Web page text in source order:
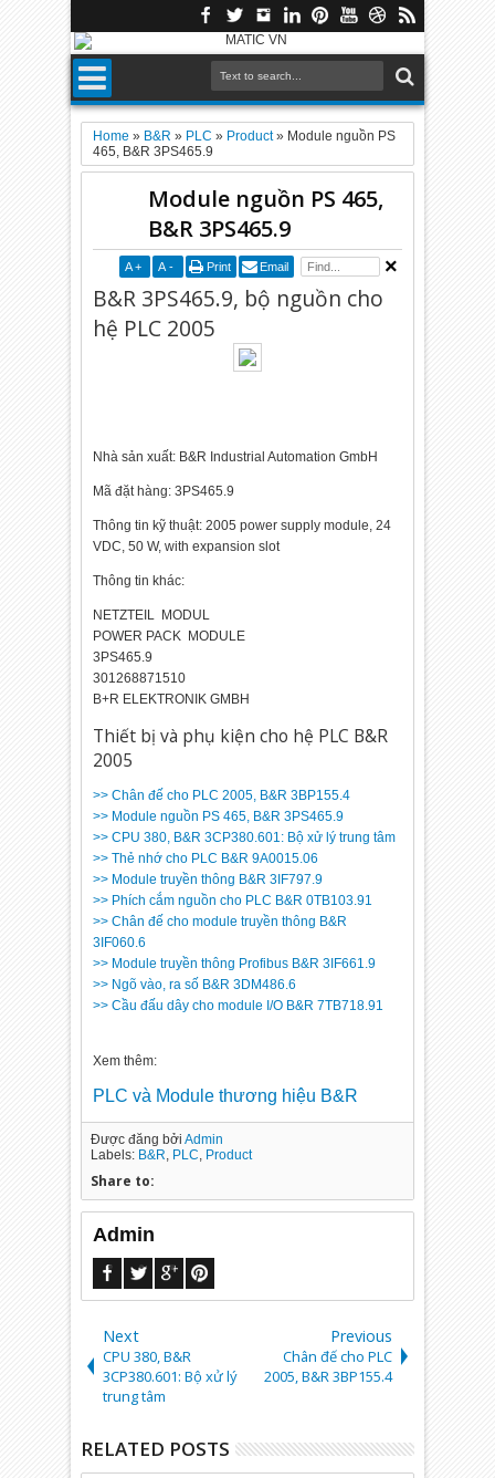
Home » B&R » PLC » Product» Module nguồn PS
465, B&R 3PS465.9
Module nguồn PS 465,
B&R 3PS465.9
A + A - Print Email
B&R 3PS465.9, bộ nguồn cho
hệ PLC 2005
Nhà sản xuất: B&R Industrial Automation GmbH
Mã đặt hàng: 3PS465.9
Thông tin kỹ thuật: 2005 power supply module, 24
VDC, 50 W, with expansion slot
Thông tin khác:
NETZTEIL ­ MODUL
POWER PACK ­ MODULE
3PS465.9
301268871510
B+R ELEKTRONIK GMBH
Thiết bị và phụ kiện cho hệ PLC B&R
2005
>> Chân đế cho PLC 2005, B&R 3BP155.4
>> Module nguồn PS 465, B&R 3PS465.9
>> CPU 380, B&R 3CP380.60­1: Bộ xử lý trung tâm
>> Thẻ nhớ cho PLC B&R 9A0015.06
>> Module truyền thông B&R 3IF797.9
>> Phích cắm nguồn cho PLC B&R 0TB103.91
>> Chân đế cho module truyền thông B&R
3IF060.6
>> Module truyền thông Profibus B&R 3IF661.9
>> Ngõ vào, ra số B&R 3DM486.6
>> Cầu đấu dây cho module I/O B&R 7TB718.91
Xem thêm:
PLC và Module thương hiệu B&R
Được đăng bởiAdmin
Labels: B&R, PLC, Product
Share to:
Admin
Next
CPU 380, B&R
3CP380.60­1: Bộ xử lý
trung tâm
Previous
Chân đế cho PLC
2005, B&R 3BP155.4
RELATED POSTS